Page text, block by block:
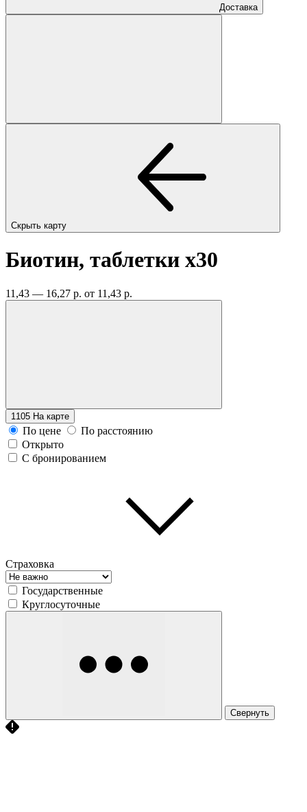
Доставка
Скрыть карту
Биотин, таблетки x30
11,43 — 16,27 р. от 11,43 р.
1105 На карте
По цене
По расстоянию
Открыто
С бронированием
Страховка
Государственные
Круглосуточные
Свернуть